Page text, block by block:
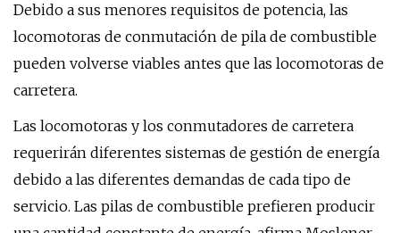
Debido a sus menores requisitos de potencia, las
locomotoras de conmutación de pila de combustible
pueden volverse viables antes que las locomotoras de
carretera.
Las locomotoras y los conmutadores de carretera
requerirán diferentes sistemas de gestión de energía
debido a las diferentes demandas de cada tipo de
servicio. Las pilas de combustible prefieren producir